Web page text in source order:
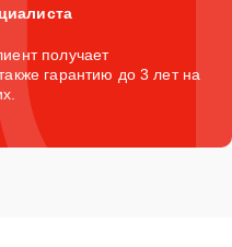
получает
гарантию до 3 лет на